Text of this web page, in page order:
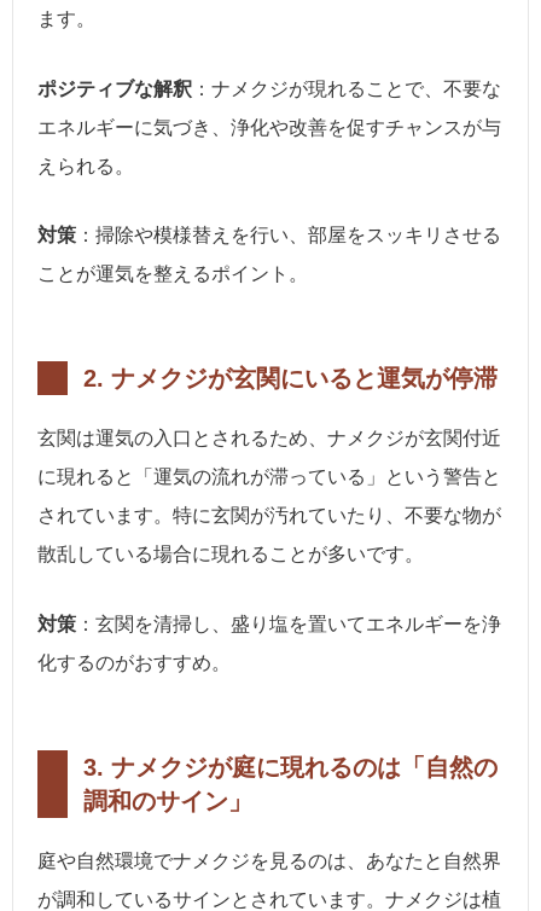
ます。
ポジティブな解釈 ：ナメクジが現れることで、不要な
エネルギーに気づき、浄化や改善を促すチャンスが与
えられる。
対策 ：掃除や模様替えを行い、部屋をスッキリさせる
ことが運気を整えるポイント。
2. ナメクジが玄関にいると運気が停滞
玄関は運気の入口とされるため、ナメクジが玄関付近
に現れると「運気の流れが滞っている」という警告と
されています。特に玄関が汚れていたり、不要な物が
散乱している場合に現れることが多いです。
対策 ：玄関を清掃し、盛り塩を置いてエネルギーを浄
化するのがおすすめ。
3. ナメクジが庭に現れるのは「自然の
調和のサイン」
庭や自然環境でナメクジを見るのは、あなたと自然界
が調和しているサインとされています。ナメクジは植